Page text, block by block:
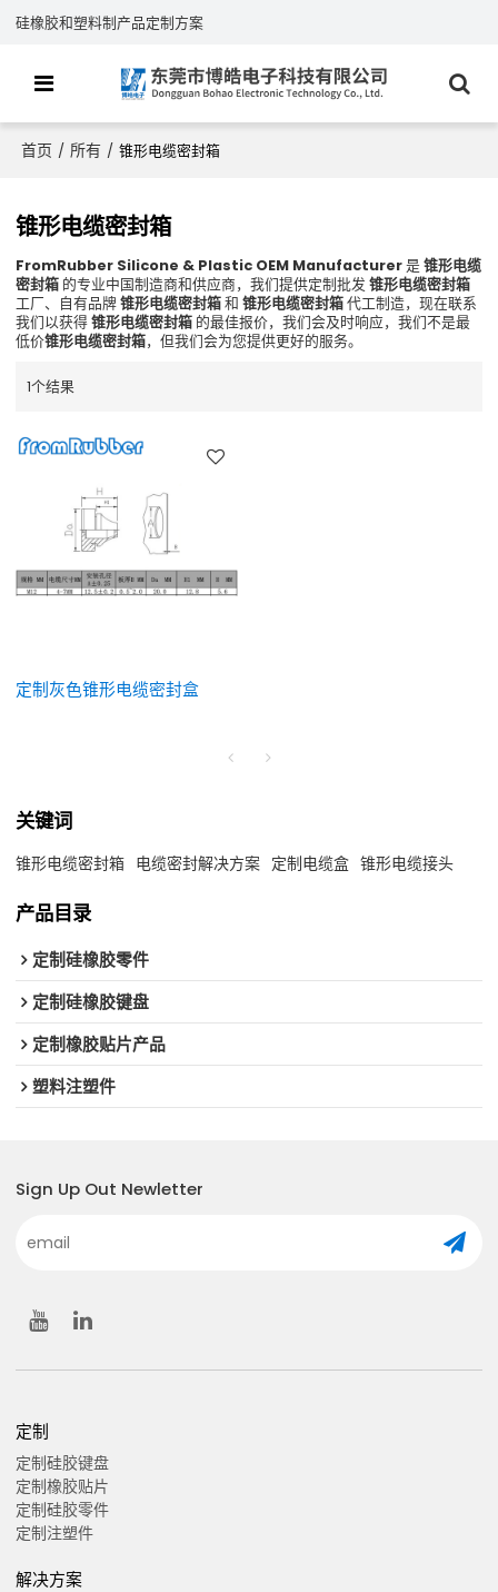
硅橡胶和塑料制产品定制方案
首页 / 所有 / 锥形电缆密封箱
锥形电缆密封箱
FromRubber Silicone & Plastic OEM Manufacturer是锥形电缆
密封箱 的专业中国制造商和供应商，我们提供定制批发锥形电缆密封箱
工厂、自有品牌锥形电缆密封箱和锥形电缆密封箱代工制造，现在联系
我们以获得锥形电缆密封箱 的最佳报价，我们会及时响应，我们不是最
低价锥形电缆密封箱，但我们会为您提供更好的服务。
1个结果
定制灰色锥形电缆密封盒
关键词
锥形电缆密封箱 电缆密封解决方案 定制电缆盒 锥形电缆接头
产品目录
定制硅橡胶零件
定制硅橡胶键盘
定制橡胶贴片产品
塑料注塑件
Sign Up Out Newletter
定制
定制硅胶键盘
定制橡胶贴片
定制硅胶零件
定制注塑件
解决方案